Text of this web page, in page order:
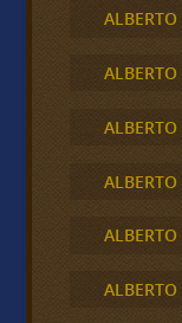
ALBERTO
ALBERTO